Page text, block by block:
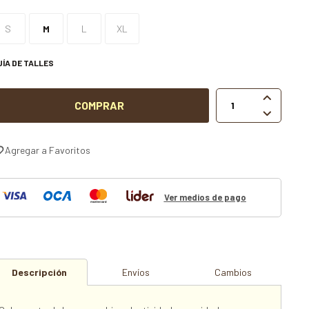
S M L XL
DE TALLES
COMPRAR


Ver medios de pago
Descripción Envíos Cambios